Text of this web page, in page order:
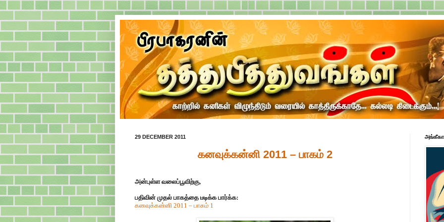
29 DECEMBER 2011
கனவுக்கன்னி 2011 – பாகம் 2
அன்புள்ள வலைப்பூவிற்கு,
பதிவின் முதல் பாகத்தை படிக்க பார்க்க:
கனவுக்கன்னி 2011 – பாகம் 1